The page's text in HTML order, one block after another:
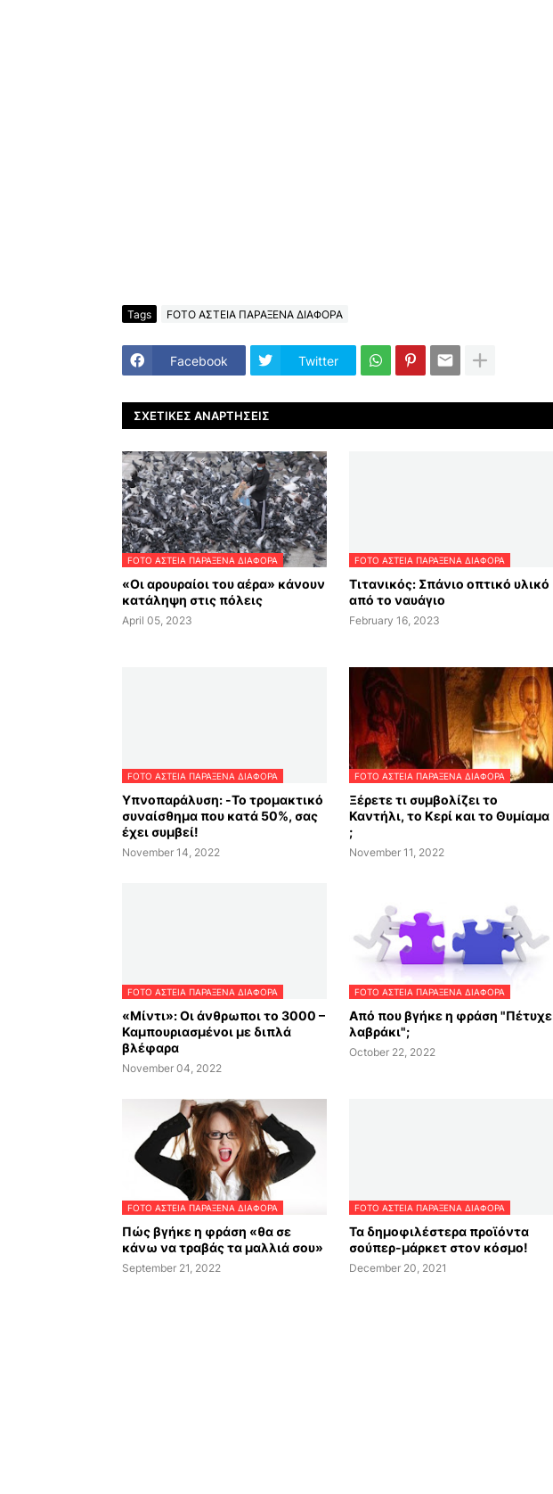
Tags FOTO ΑΣΤΕΙΑ ΠΑΡΑΞΕΝΑ ΔΙΑΦΟΡΑ
Facebook Twitter
ΣΧΕΤΙΚΈΣ ΑΝΑΡΤΉΣΕΙΣ
FOTO ΑΣΤΕΙΑ ΠΑΡΑΞΕΝΑ ΔΙΑΦΟΡΑ
«Οι αρουραίοι του αέρα» κάνουν
κατάληψη στις πόλεις
April 05, 2023
FOTO ΑΣΤΕΙΑ ΠΑΡΑΞΕΝΑ ΔΙΑΦΟΡΑ
Τιτανικός: Σπάνιο οπτικό υλικό
από το ναυάγιο
February 16, 2023
FOTO ΑΣΤΕΙΑ ΠΑΡΑΞΕΝΑ ΔΙΑΦΟΡΑ
Υπνοπαράλυση: -Το τρομακτικό
συναίσθημα που κατά 50%, σας
έχει συμβεί!
November 14, 2022
FOTO ΑΣΤΕΙΑ ΠΑΡΑΞΕΝΑ ΔΙΑΦΟΡΑ
Ξέρετε τι συμβολίζει το
Καντήλι, το Κερί και το Θυμίαμα
;
November 11, 2022
FOTO ΑΣΤΕΙΑ ΠΑΡΑΞΕΝΑ ΔΙΑΦΟΡΑ
«Μίντι»: Oι άνθρωποι το 3000 –
Καμπουριασμένοι με διπλά
βλέφαρα
November 04, 2022
FOTO ΑΣΤΕΙΑ ΠΑΡΑΞΕΝΑ ΔΙΑΦΟΡΑ
Από που βγήκε η φράση "Πέτυχε
λαβράκι";
October 22, 2022
FOTO ΑΣΤΕΙΑ ΠΑΡΑΞΕΝΑ ΔΙΑΦΟΡΑ
Πώς βγήκε η φράση «θα σε
κάνω να τραβάς τα μαλλιά σου»
September 21, 2022
FOTO ΑΣΤΕΙΑ ΠΑΡΑΞΕΝΑ ΔΙΑΦΟΡΑ
Τα δημοφιλέστερα προϊόντα
σούπερ-μάρκετ στον κόσμο!
December 20, 2021